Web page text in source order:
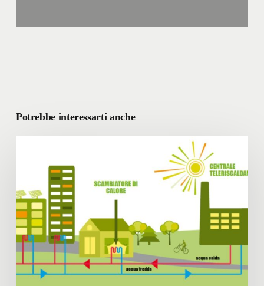
Potrebbe interessarti anche
sottoservizi:
disagi
oggi,
benefici
breve